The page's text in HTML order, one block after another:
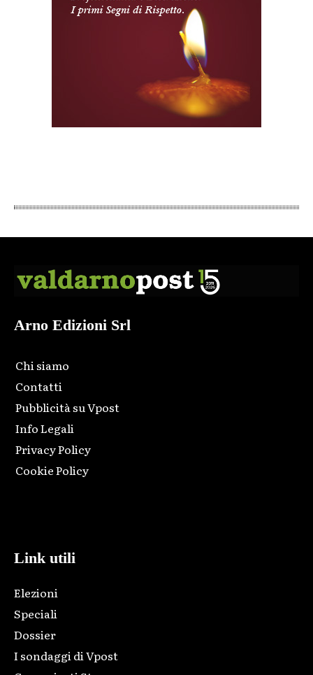
Arno Edizioni Srl
Chi siamo
Contatti
Pubblicità su Vpost
Info Legali
Privacy Policy
Cookie Policy
Link utili
Elezioni
Speciali
Dossier
I sondaggi di Vpost